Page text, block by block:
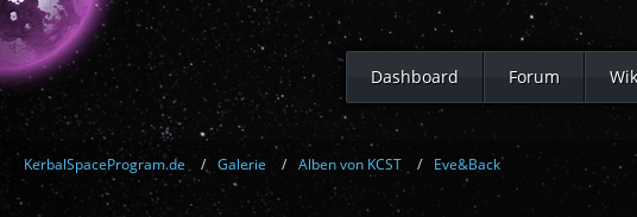
Dashboard Forum
KerbalSpaceProgram.de Galerie Alben von KCST Eve&Back